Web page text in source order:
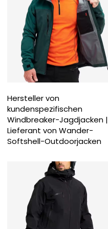
Hersteller von
kundenspezifischen
Windbreaker-Jagdjacken |
Lieferant von Wander-
Softshell-Outdoorjacken